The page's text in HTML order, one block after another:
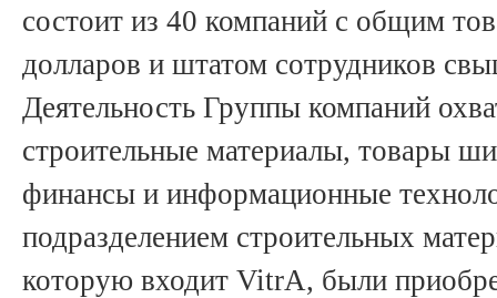
состоит из 40 компаний с общим
долларов и штатом сотрудников
Деятельность Группы компаний
строительные материалы, товары
финансы и информационные
подразделением строительных
которую входит VitrA, были